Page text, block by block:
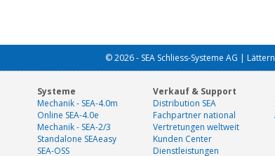
© 2026 - SEA Schliess-Systeme AG |
Systeme
Mechanik - SEA-4.0m
Online SEA-4.0e
Mechanik - SEA-2/3
Standalone SEAeasy
SEA-OSS
Verkauf & Support
Distribution SEA
Fachpartner national
Vertretungen weltweit
Kunden Center
Dienstleistungen